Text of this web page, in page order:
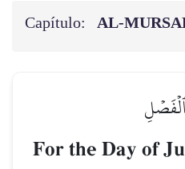
Capítulo:
For the Day of